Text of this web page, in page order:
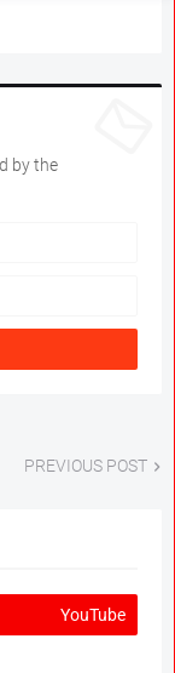
by the
PREVIOUS POST
YouTube